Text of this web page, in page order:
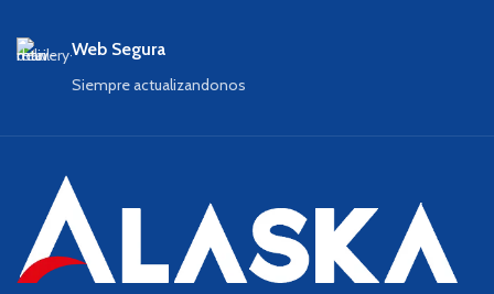
Web Segura
Siempre actualizandonos